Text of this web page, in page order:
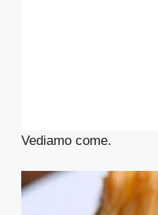
Vediamo come.